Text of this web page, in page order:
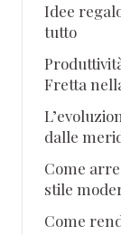
Idee
tutto
Fretta
dalle
Come
stile
Come